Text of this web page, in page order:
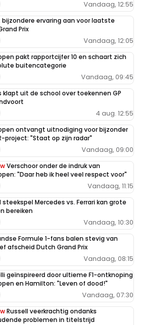
Vandaag, 12:55
bijzondere ervaring aan voor laatste
Prix
Vandaag, 12:05
pakt rapportcijfer 10 en schaart zich
buitencategorie
Vandaag, 09:45
klapt uit de school over toekennen GP
4 aug. 12:55
ontvangt uitnodiging voor bijzonder
project: "Staat op zijn radar"
Vandaag, 09:00
Verschoor onder de indruk van
"Daar heb ik heel veel respect voor"
Vandaag, 11:15
steekspel Mercedes vs. Ferrari kan grote
bereiken
Vandaag, 10:30
Formule 1-fans balen stevig van
afscheid Dutch Grand Prix
Vandaag, 08:15
geïnspireerd door ultieme F1-ontknoping
en Hamilton: "Leven of dood!"
Vandaag, 07:30
Russell veerkrachtig ondanks
problemen in titelstrijd